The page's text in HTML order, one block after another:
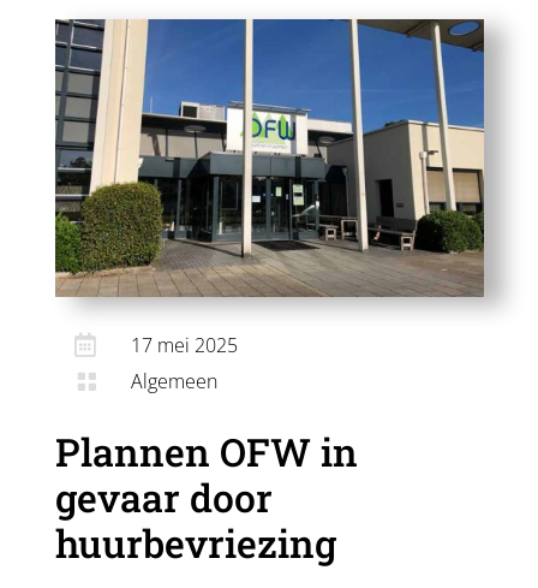
 17 mei 2025
 Algemeen
Plannen OFW in
gevaar door
huurbevriezing